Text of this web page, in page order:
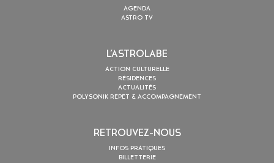
AGENDA
ASTRO TV
L’ASTROLABE
ACTION CULTURELLE
RÉSIDENCES
ACTUALITÉS
POLYSONIK REPET & ACCOMPAGNEMENT
RETROUVEZ-NOUS
INFOS PRATIQUES
BILLETTERIE